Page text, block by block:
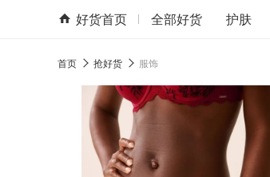
好货首页 全部好货 护肤
首页 抢好货 服饰